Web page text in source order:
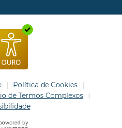
Política de Cookies
de Termos Complexos